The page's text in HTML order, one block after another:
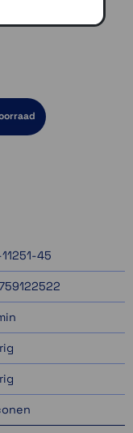
op voorraad
45